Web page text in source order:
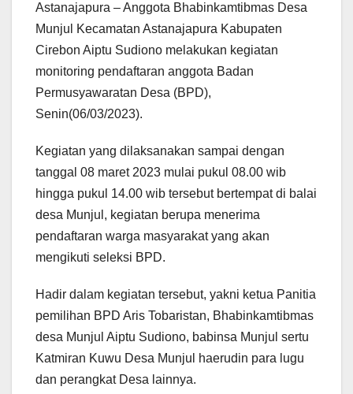
Astanajapura – Anggota Bhabinkamtibmas Desa
Munjul Kecamatan Astanajapura Kabupaten
Cirebon Aiptu Sudiono melakukan kegiatan
monitoring pendaftaran anggota Badan
Permusyawaratan Desa (BPD),
Senin(06/03/2023).
Kegiatan yang dilaksanakan sampai dengan
tanggal 08 maret 2023 mulai pukul 08.00 wib
hingga pukul 14.00 wib tersebut bertempat di balai
desa Munjul, kegiatan berupa menerima
pendaftaran warga masyarakat yang akan
mengikuti seleksi BPD.
Hadir dalam kegiatan tersebut, yakni ketua Panitia
pemilihan BPD Aris Tobaristan, Bhabinkamtibmas
desa Munjul Aiptu Sudiono, babinsa Munjul sertu
Katmiran Kuwu Desa Munjul haerudin para lugu
dan perangkat Desa lainnya.